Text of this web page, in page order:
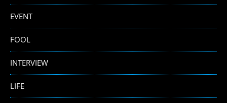
EVENT
FOOL
INTERVIEW
LIFE